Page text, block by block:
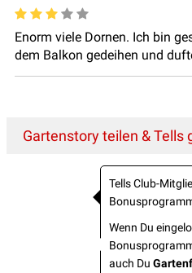
Enorm viele Dornen. Ich bin
dem Balkon gedeihen und
Gartenstory teilen & Tells
Tells Club-
Wenn Du
auch Du